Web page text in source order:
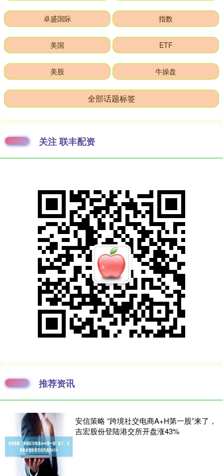
卓盛国际 指数
美国 ETF
美股 牛操盘
全部话题标签
关注 联丰配资
推荐资讯
安信策略 “跨境社交电商A+H第一股”来了，
吉宏股份登陆港交所开盘涨43%